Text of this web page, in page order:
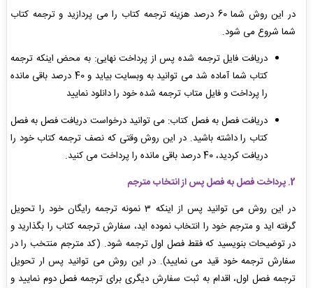
در این روش شما 60 درصد هزینه ترجمه کتاب را می پردازید و ترجمه کتاب
شما شروع می شود.
دریافت فایل ترجمه شده پس از پرداخت نهایی: به محض اینکه ترجمه
کتاب شما آماده شد می توانید به وبسایت بیاید و 40 درصد باقی مانده
را پرداخت و فایل متاب ترجمه شده خود را دانلود نمایید
دریافت فصل به فصل کتاب: می توانید درخواست دریافت فصل به فصل
کتاب را داشته باشید. در این روش وقتی که نصف ترجمه کتاب خود را
دریافت کردید، 40 درصد باقی مانده را پرداخت می کنید.
2. پرداخت فصل به فصل پس از انتخاب مترجم
در این روش می توانید پس از اینکه 3 نمونه ترجمه رایگان خود را تحویل
گرفته اید و مترجم خود را انتخاب نموده اید، سفارش ترجمه کتاب را بگذارید و
در توضیحات بنویسید که فقط فصل اول ترجمه شود. (کد مترجم منتخب را در
سفارش ترجمه خود قید می نمایید). در این روش می توانید پس ار تحویل
ترجمه فصل اول، اقدام به ثبت سفارش دیگری برای ترجمه فصل دوم نمایید و